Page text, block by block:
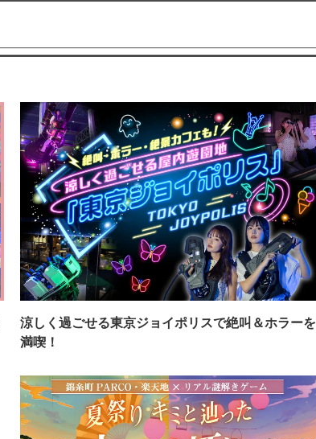
涼しく過ごせる東京ジョイポリスで絶叫＆ホラーを
満喫！